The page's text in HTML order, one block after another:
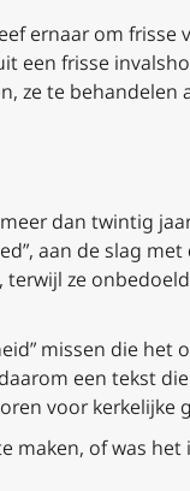
ernaar om frisse
een frisse
ze te behandelen
dan twintig
aan de slag met
ze
missen die het
een tekst
voor kerkelijke
maken, of was